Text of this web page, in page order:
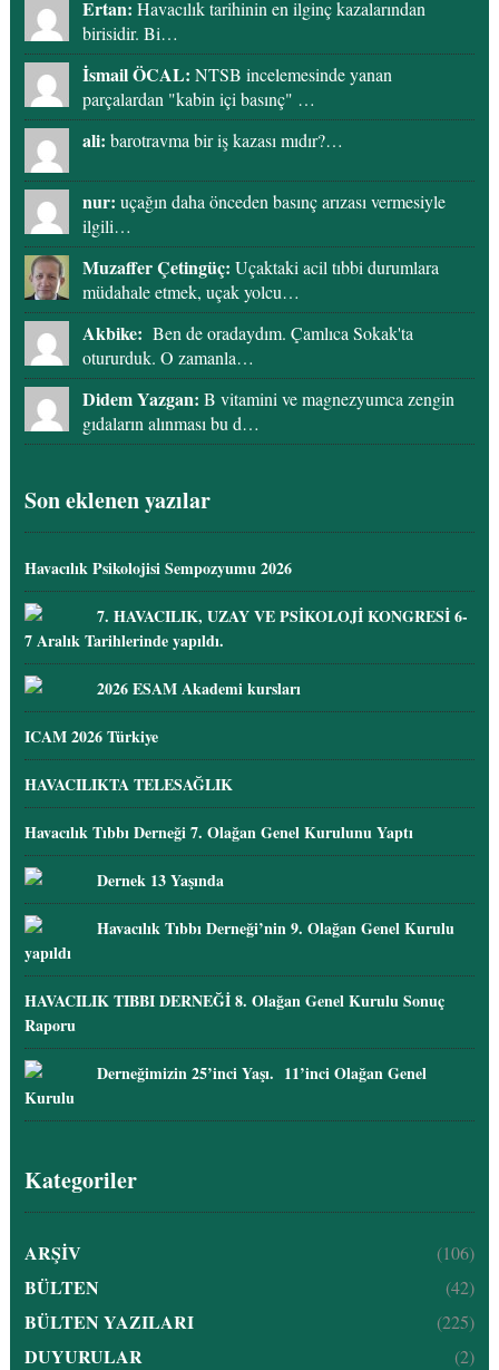
Ertan: Havacılık tarihinin en ilginç kazalarından
birisidir. Bi…
İsmail ÖCAL: NTSB incelemesinde yanan
parçalardan "kabin içi basınç" …
ali: barotravma bir iş kazası mıdır?…
nur: uçağın daha önceden basınç arızası vermesiyle
ilgili…
Muzaffer Çetingüç: Uçaktaki acil tıbbi durumlara
müdahale etmek, uçak yolcu…
Akbike: Ben de oradaydım. Çamlıca Sokak'ta
otururduk. O zamanla…
Didem Yazgan: B vitamini ve magnezyumca zengin
gıdaların alınması bu d…
Son eklenen yazılar
Havacılık Psikolojisi Sempozyumu 2026
7. HAVACILIK, UZAY VE PSİKOLOJİ KONGRESİ 6-
7 Aralık Tarihlerinde yapıldı.
2026 ESAM Akademi kursları
ICAM 2026 Türkiye
HAVACILIKTA TELESAĞLIK
Havacılık Tıbbı Derneği 7. Olağan Genel Kurulunu Yaptı
Dernek 13 Yaşında
Havacılık Tıbbı Derneği’nin 9. Olağan Genel Kurulu
yapıldı
HAVACILIK TIBBI DERNEĞİ 8. Olağan Genel Kurulu Sonuç
Raporu
Derneğimizin 25’inci Yaşı. 11’inci Olağan Genel
Kurulu
Kategoriler
ARŞİV (106)
BÜLTEN (42)
BÜLTEN YAZILARI (225)
DUYURULAR (2)